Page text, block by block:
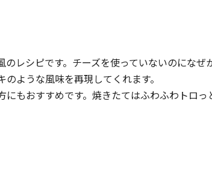
レシピです。チーズを使っていないのにな
ような風味を再現してくれます。
もおすすめです。焼きたてはふわふわトロ